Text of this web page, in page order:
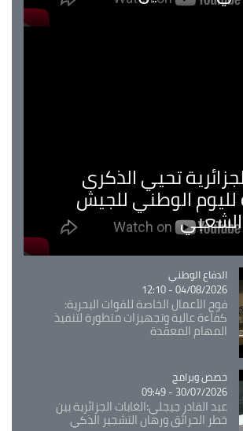
تحيي الذكرى
الوطني للجيش
Catégorie
الدفاع الوطني
04/08/2026 - 12:10
فوج الأعمال الخاصة للقوات البحرية:
كفاءة عالية وتجهيزات متطورة لتنفيذ
المهام المعقدة
Catégorie
حصص وبرامج
30/07/2026 - 09:49
عبد القادر جيجلي:الغابات الجزائرية بين
خطر الحرائق ورهان التشجير الذكي